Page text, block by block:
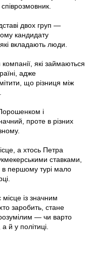
двох груп —
кандидату
вкладають люди.
які займаються
адже
що різниця між
і
проте в різних
а хтось Петра
ставками,
в першому турi мало
із значним
заробить, стане
— чи варто
й у політиці.